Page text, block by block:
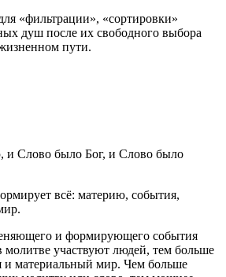
«фильтрации», «сортировки»
душ после их свободного выбора
пути.
и Слово было Бог, и Слово было
всё: материю, события,
и формирующего события
участвуют людей, тем больше
и материальный мир. Чем больше